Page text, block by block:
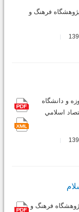
فرهنگ و
و دانشگاه
اسلامي
فرهنگ و